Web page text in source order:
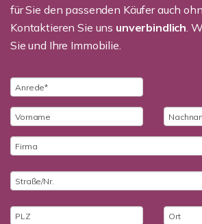
für Sie den passenden Käufer auch
Kontaktieren Sie uns unverbindlich.
Sie und Ihre Immobilie.